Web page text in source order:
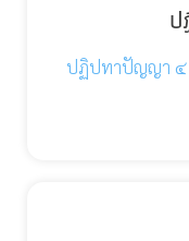
ปฏิปทาปัญญา ๔